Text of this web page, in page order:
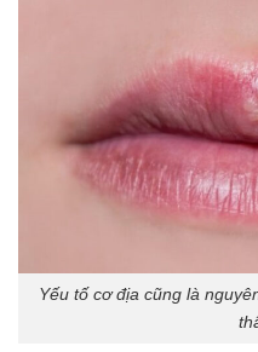
Yếu tố cơ địa cũng là